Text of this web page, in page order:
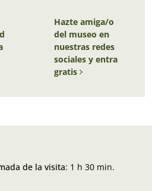
Hazte amiga/o
del museo en
nuestras redes
sociales y entra
gratis
de la visita: 1 h 30 min.